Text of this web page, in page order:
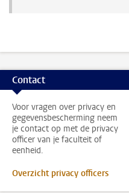
Contact
Voor vragen over privacy en
gegevensbescherming neem
je contact op met de privacy
officer van je faculteit of
eenheid.
Overzicht privacy officers